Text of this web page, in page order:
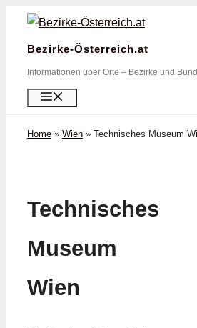
Zum
springen
Bezirke-Österreich.at
Informationen über Orte – Bezirke und
Home » Wien » Technisches Museum
Technisches
Museum
Wien